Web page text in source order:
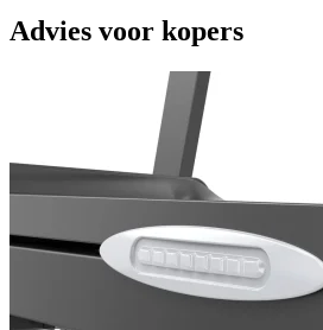
Advies voor kopers